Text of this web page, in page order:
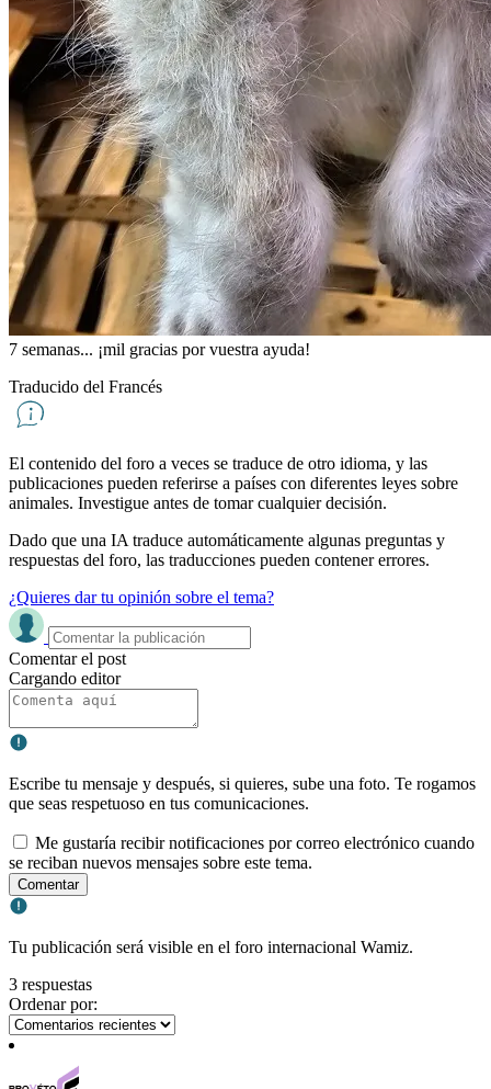
7 semanas... ¡mil gracias por vuestra ayuda!
Traducido del Francés
El contenido del foro a veces se traduce de otro idioma, y ​​las
publicaciones pueden referirse a países con diferentes leyes sobre
animales. Investigue antes de tomar cualquier decisión.
Dado que una IA traduce automáticamente algunas preguntas y
respuestas del foro, las traducciones pueden contener errores.
¿Quieres dar tu opinión sobre el tema?
Comentar el post
Cargando editor
Escribe tu mensaje y después, si quieres, sube una foto. Te rogamos
que seas respetuoso en tus comunicaciones.
Me gustaría recibir notificaciones por correo electrónico cuando
se reciban nuevos mensajes sobre este tema.
Comentar
Tu publicación será visible en el foro internacional Wamiz.
3 respuestas
Ordenar por: